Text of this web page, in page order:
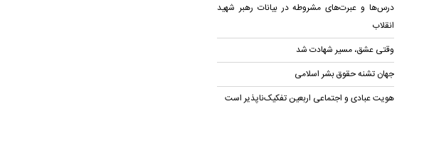
درس‌ها و عبرت‌های مشروطه در بیانات رهبر شهید
انقلاب
وقتی عشق، مسیر شهادت شد
جهان تشنه حقوق بشر اسلامی
هویت عبادی و اجتماعی اربعین تفکیک‌ناپذیر است